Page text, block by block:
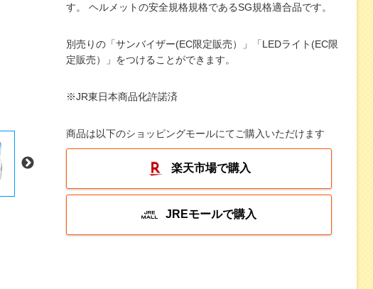
す。 ヘルメットの安全規格規格であるSG規格適合品です。
別売りの「サンバイザー(EC限定販売）」「LEDライト(EC限
定販売）」をつけることができます。
※JR東日本商品化許諾済
商品は以下のショッピングモールにてご購入いただけます
楽天市場で購入
JREモールで購入